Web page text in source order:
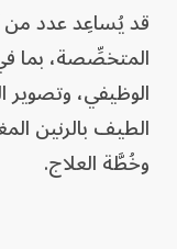
قد يُساعِد عدد من
المتخصِّصة، بما
الوظيفي، وتصوير
الطيف بالرنين
وخُطَّة العلاج.